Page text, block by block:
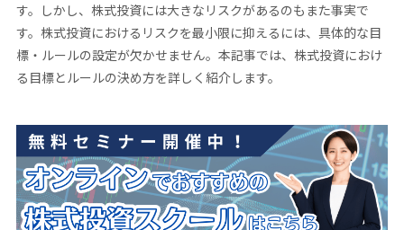
す。しかし、株式投資には大きなリスクがあるのもまた事実で
す。株式投資におけるリスクを最小限に抑えるには、具体的な目
標・ルールの設定が欠かせません。本記事では、株式投資におけ
る目標とルールの決め方を詳しく紹介します。